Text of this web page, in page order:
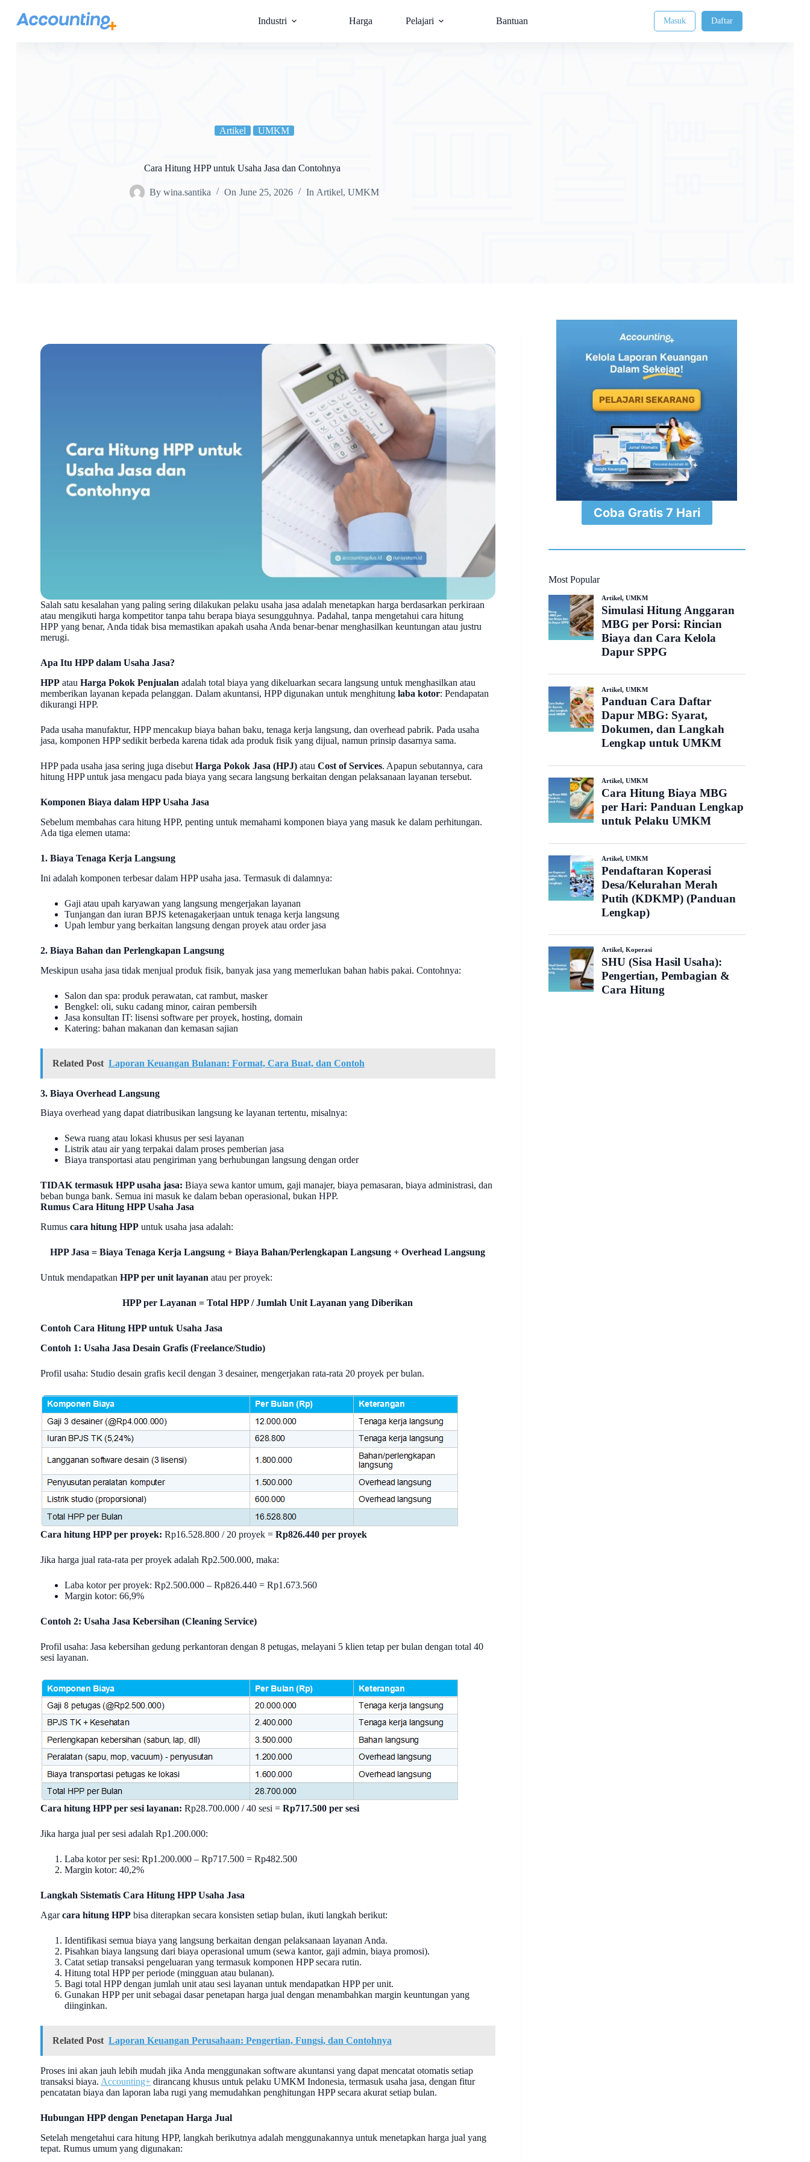
Industri Harga Pelajari Bantuan Masuk Daftar
Artikel UMKM
Cara Hitung HPP untuk Usaha Jasa dan Contohnya
By wina.santika On June 25, 2026 In Artikel, UMKM
Salah satu kesalahan yang paling sering dilakukan pelaku usaha jasa adalah menetapkan harga berdasarkan perkiraan
atau mengikuti harga kompetitor tanpa tahu berapa biaya sesungguhnya. Padahal, tanpa mengetahui cara hitung
HPP yang benar, Anda tidak bisa memastikan apakah usaha Anda benar-benar menghasilkan keuntungan atau justru
merugi.
Apa Itu HPP dalam Usaha Jasa?
HPP atau Harga Pokok Penjualan adalah total biaya yang dikeluarkan secara langsung untuk menghasilkan atau
memberikan layanan kepada pelanggan. Dalam akuntansi, HPP digunakan untuk menghitung laba kotor: Pendapatan
dikurangi HPP.
Pada usaha manufaktur, HPP mencakup biaya bahan baku, tenaga kerja langsung, dan overhead pabrik. Pada usaha
jasa, komponen HPP sedikit berbeda karena tidak ada produk fisik yang dijual, namun prinsip dasarnya sama.
HPP pada usaha jasa sering juga disebut Harga Pokok Jasa (HPJ) atau Cost of Services. Apapun sebutannya, cara
hitung HPP untuk jasa mengacu pada biaya yang secara langsung berkaitan dengan pelaksanaan layanan tersebut.
Komponen Biaya dalam HPP Usaha Jasa
Sebelum membahas cara hitung HPP, penting untuk memahami komponen biaya yang masuk ke dalam perhitungan.
Ada tiga elemen utama:
1. Biaya Tenaga Kerja Langsung
Ini adalah komponen terbesar dalam HPP usaha jasa. Termasuk di dalamnya:
Gaji atau upah karyawan yang langsung mengerjakan layanan
Tunjangan dan iuran BPJS ketenagakerjaan untuk tenaga kerja langsung
Upah lembur yang berkaitan langsung dengan proyek atau order jasa
2. Biaya Bahan dan Perlengkapan Langsung
Meskipun usaha jasa tidak menjual produk fisik, banyak jasa yang memerlukan bahan habis pakai. Contohnya:
Salon dan spa: produk perawatan, cat rambut, masker
Bengkel: oli, suku cadang minor, cairan pembersih
Jasa konsultan IT: lisensi software per proyek, hosting, domain
Katering: bahan makanan dan kemasan sajian
Related Post Laporan Keuangan Bulanan: Format, Cara Buat, dan Contoh
3. Biaya Overhead Langsung
Biaya overhead yang dapat diatribusikan langsung ke layanan tertentu, misalnya:
Sewa ruang atau lokasi khusus per sesi layanan
Listrik atau air yang terpakai dalam proses pemberian jasa
Biaya transportasi atau pengiriman yang berhubungan langsung dengan order
TIDAK termasuk HPP usaha jasa: Biaya sewa kantor umum, gaji manajer, biaya pemasaran, biaya administrasi, dan
beban bunga bank. Semua ini masuk ke dalam beban operasional, bukan HPP.
Rumus Cara Hitung HPP Usaha Jasa
Rumus cara hitung HPP untuk usaha jasa adalah:
HPP Jasa = Biaya Tenaga Kerja Langsung + Biaya Bahan/Perlengkapan Langsung + Overhead Langsung
Untuk mendapatkan HPP per unit layanan atau per proyek:
HPP per Layanan = Total HPP / Jumlah Unit Layanan yang Diberikan
Contoh Cara Hitung HPP untuk Usaha Jasa
Contoh 1: Usaha Jasa Desain Grafis (Freelance/Studio)
Profil usaha: Studio desain grafis kecil dengan 3 desainer, mengerjakan rata-rata 20 proyek per bulan.
Cara hitung HPP per proyek: Rp16.528.800 / 20 proyek = Rp826.440 per proyek
Jika harga jual rata-rata per proyek adalah Rp2.500.000, maka:
Laba kotor per proyek: Rp2.500.000 – Rp826.440 = Rp1.673.560
Margin kotor: 66,9%
Contoh 2: Usaha Jasa Kebersihan (Cleaning Service)
Profil usaha: Jasa kebersihan gedung perkantoran dengan 8 petugas, melayani 5 klien tetap per bulan dengan total 40
sesi layanan.
Cara hitung HPP per sesi layanan: Rp28.700.000 / 40 sesi = Rp717.500 per sesi
Jika harga jual per sesi adalah Rp1.200.000:
Laba kotor per sesi: Rp1.200.000 – Rp717.500 = Rp482.500
Margin kotor: 40,2%
Langkah Sistematis Cara Hitung HPP Usaha Jasa
Agarcara hitung HPP bisa diterapkan secara konsisten setiap bulan, ikuti langkah berikut:
Identifikasi semua biaya yang langsung berkaitan dengan pelaksanaan layanan Anda.
Pisahkan biaya langsung dari biaya operasional umum (sewa kantor, gaji admin, biaya promosi).
Catat setiap transaksi pengeluaran yang termasuk komponen HPP secara rutin.
Hitung total HPP per periode (mingguan atau bulanan).
Bagi total HPP dengan jumlah unit atau sesi layanan untuk mendapatkan HPP per unit.
Gunakan HPP per unit sebagai dasar penetapan harga jual dengan menambahkan margin keuntungan yang
diinginkan.
Related Post Laporan Keuangan Perusahaan: Pengertian, Fungsi, dan Contohnya
Proses ini akan jauh lebih mudah jika Anda menggunakan software akuntansi yang dapat mencatat otomatis setiap
transaksi biaya. Accounting+ dirancang khusus untuk pelaku UMKM Indonesia, termasuk usaha jasa, dengan fitur
pencatatan biaya dan laporan laba rugi yang memudahkan penghitungan HPP secara akurat setiap bulan.
Hubungan HPP dengan Penetapan Harga Jual
Setelah mengetahui cara hitung HPP, langkah berikutnya adalah menggunakannya untuk menetapkan harga jual yang
tepat. Rumus umum yang digunakan:
⁠Coba Gratis 7 Hari
Most Popular